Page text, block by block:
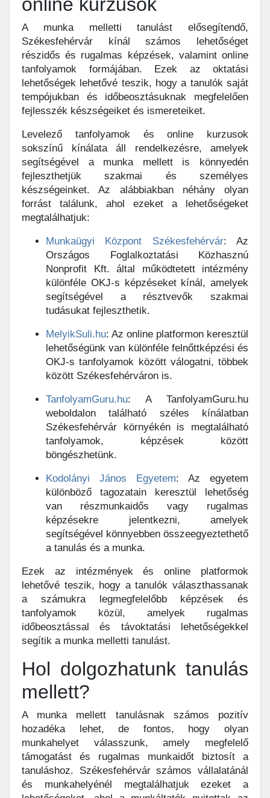
A munka melletti tanulást elősegítendő,
Székesfehérvár kínál számos lehetőséget
részidős és rugalmas képzések, valamint online
tanfolyamok formájában. Ezek az oktatási
lehetőségek lehetővé teszik, hogy a tanulók saját
tempójukban és időbeosztásuknak megfelelően
fejlesszék készségeiket és ismereteiket.
Levelező tanfolyamok és online kurzusok
sokszínű kínálata áll rendelkezésre, amelyek
segítségével a munka mellett is könnyedén
fejleszthetjük szakmai és személyes
készségeinket. Az alábbiakban néhány olyan
forrást találunk, ahol ezeket a lehetőségeket
megtalálhatjuk:
Munkaügyi Központ Székesfehérvár: Az
Országos Foglalkoztatási Közhasznú
Nonprofit Kft. által működtetett intézmény
különféle OKJ-s képzéseket kínál, amelyek
segítségével a résztvevők szakmai
tudásukat fejleszthetik.
MelyikSuli.hu: Az online platformon keresztül
lehetőségünk van különféle felnőttképzési és
OKJ-s tanfolyamok között válogatni, többek
között Székesfehérváron is.
TanfolyamGuru.hu: A TanfolyamGuru.hu
weboldalon található széles kínálatban
Székesfehérvár környékén is megtalálható
tanfolyamok, képzések között
böngészhetünk.
Kodolányi János Egyetem: Az egyetem
különböző tagozatain keresztül lehetőség
van részmunkaidős vagy rugalmas
képzésekre jelentkezni, amelyek
segítségével könnyebben összeegyeztethető
a tanulás és a munka.
Ezek az intézmények és online platformok
lehetővé teszik, hogy a tanulók választhassanak
a számukra legmegfelelőbb képzések és
tanfolyamok közül, amelyek rugalmas
időbeosztással és távoktatási lehetőségekkel
segítik a munka melletti tanulást.
Hol dolgozhatunk tanulás
mellett?
A munka mellett tanulásnak számos pozitív
hozadéka lehet, de fontos, hogy olyan
munkahelyet válasszunk, amely megfelelő
támogatást és rugalmas munkaidőt biztosít a
tanuláshoz. Székesfehérvár számos vállalatánál
és munkahelyénél megtalálhatjuk ezeket a